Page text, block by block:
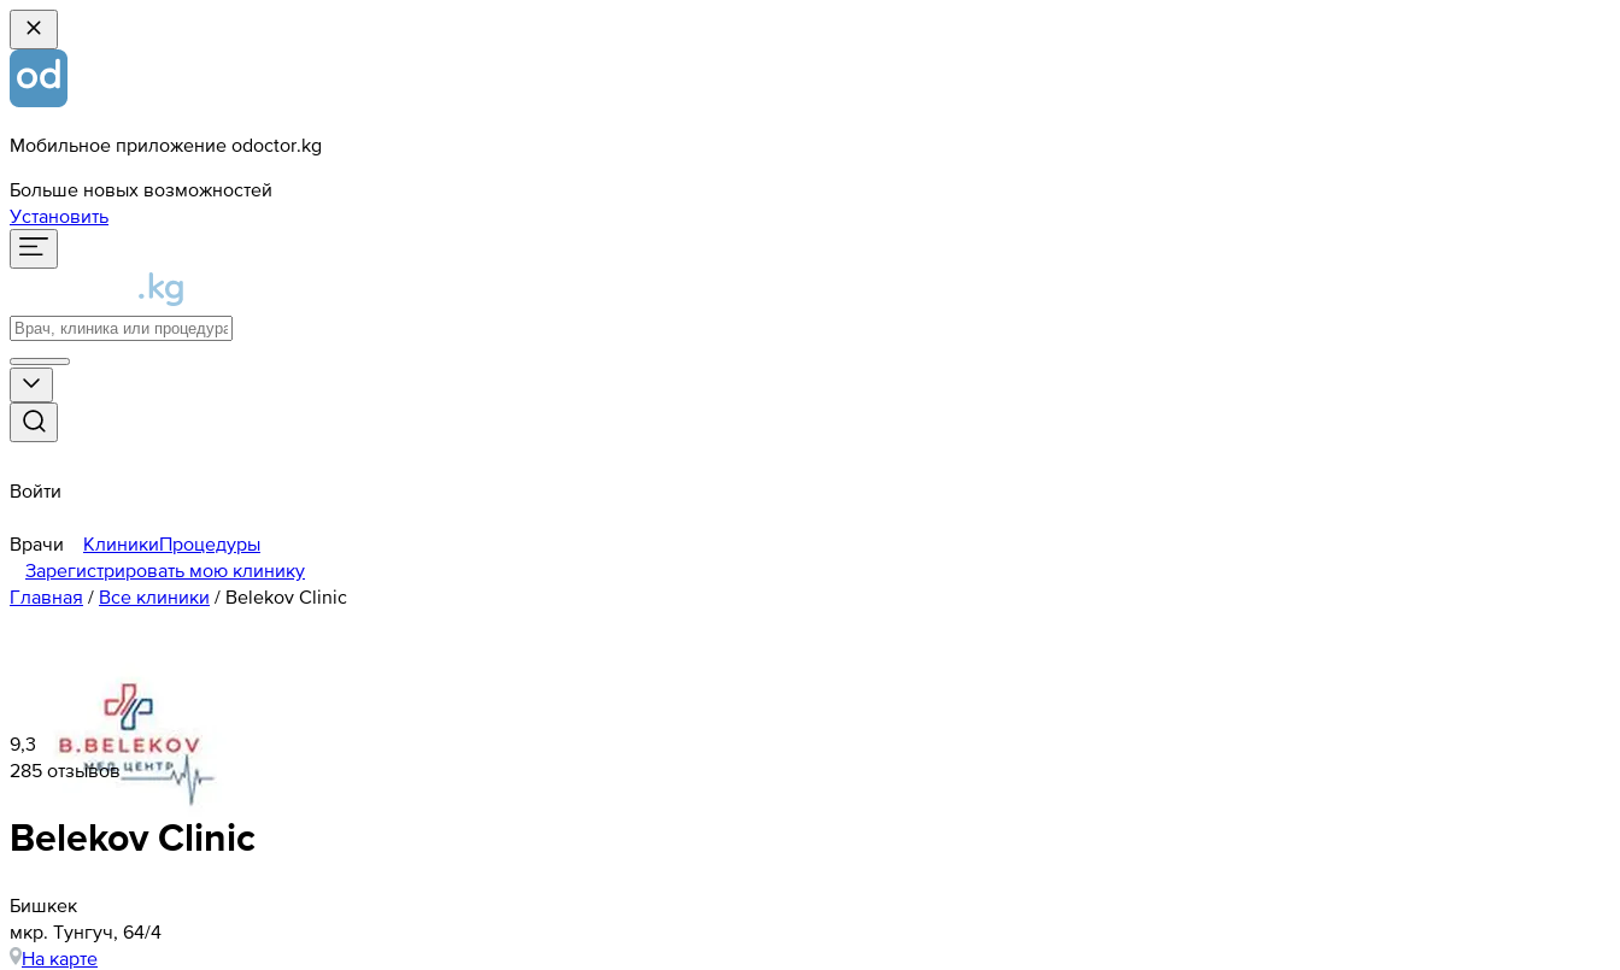
Мобильное приложение odoctor.kg
Больше новых возможностей
Установить
Войти
Врачи КлиникиПроцедуры
Зарегистрировать мою клинику
Главная / Все клиники / Belekov Clinic
9,3
285 отзывов
Belekov Clinic
Бишкек
​мкр. Тунгуч, 64/4
На карте